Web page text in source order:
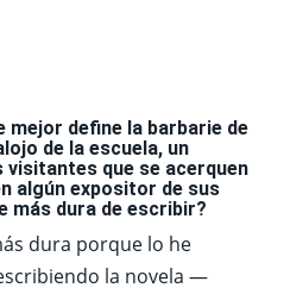
mejor define la barbarie de
de la escuela, un
visitantes que se acerquen
algún expositor de sus
más dura de escribir?
dura porque lo he
la novela —